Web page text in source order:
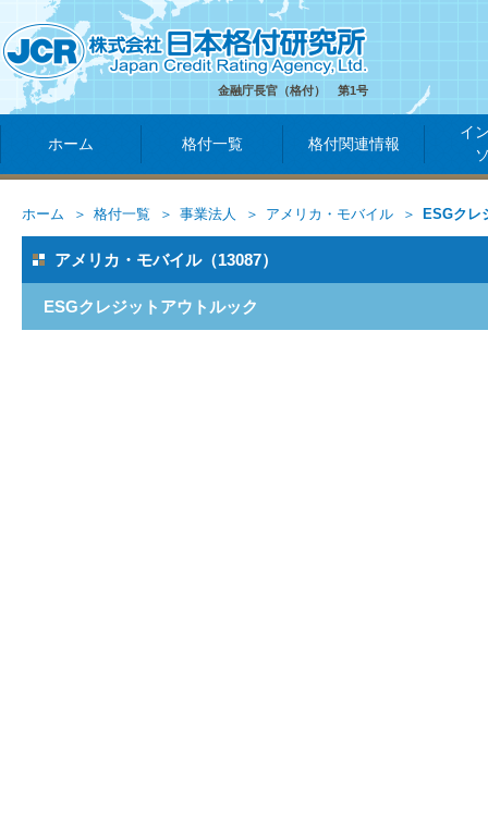
金融庁長官（格付） 第1号
ホーム 格付一覧 格付関連情報
イ
ホーム 格付一覧 事業法人 アメリカ・モバイル ESGクレ
アメリカ・モバイル（13087）
ESGクレジットアウトルック